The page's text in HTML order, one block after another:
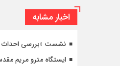
اخبار مشابه
نشست «بررسی احداث خط ۸ مترو تهران» با حضور معاونین
ایستگاه مترو مریم مقدس(س) شنبه ۶